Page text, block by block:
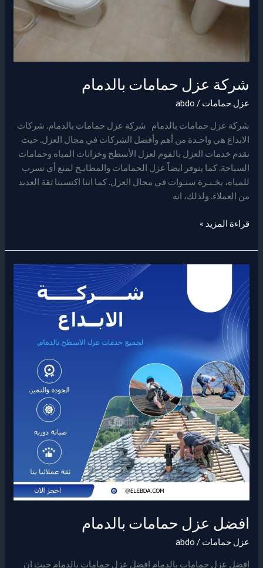
شركة عزل حمامات بالدمام
عزل حمامات /
abdo
شركة عزل حمامات بالدمام شركة عزل حمامات بالدمام. شركات
الابداع هي واحـدة من أهم وأفضل الشركات في مجال العزل. حيث
نقدم خدمات العزل بالفوم لعزل الأسطح وخزانات المياه وحمامات
السباحة. كما يتوفر ايضاً عزل الحمامات والمطابـخ لمنع أي تسرب
للمياه، بخـبـرة سنـوات في مجال العزل. كما اننا اكتسبنا ثقة العديد
من العملاء. ولذلك، انه
قراءة المزيد »
افضل عزل حمامات بالدمام
عزل حمامات /
abdo
افضل عزل حمامات بالدمام افضل عزل حمامات بالدمام حيث ان
عزل
حمامات
بالدمام